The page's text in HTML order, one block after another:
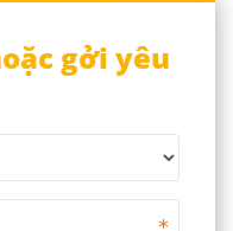
gởi yêu